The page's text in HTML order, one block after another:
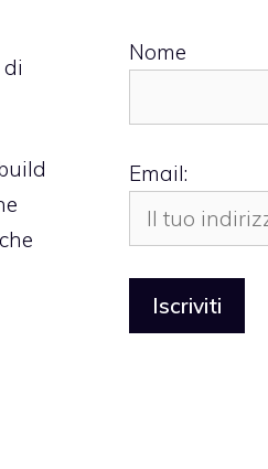
Nome
Email: